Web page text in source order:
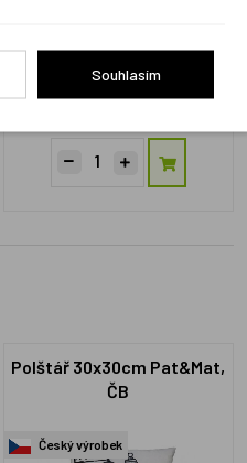
Skladem 2 ks
Polštář 30x30cm Pat&Mat,
ČB
Český výrobek
Souhlasím